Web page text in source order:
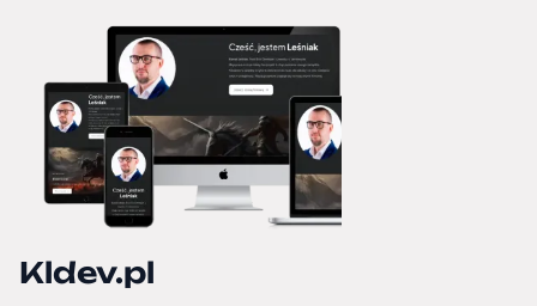
Kldev.pl